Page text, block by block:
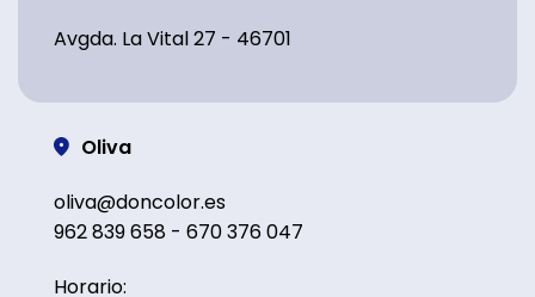
Avgda. La Vital 27 - 46701
Oliva
oliva@doncolor.es
962 839 658 - 670 376 047
Horario: